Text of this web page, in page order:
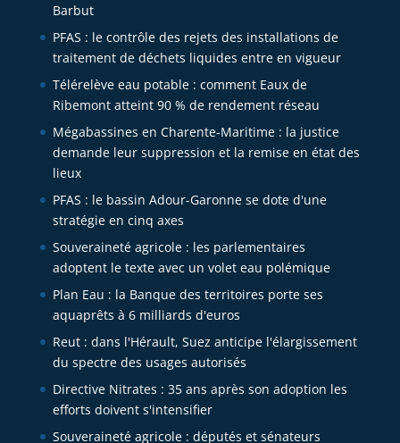
Barbut
PFAS : le contrôle des rejets des installations de
traitement de déchets liquides entre en vigueur
Télérelève eau potable : comment Eaux de
Ribemont atteint 90 % de rendement réseau
Mégabassines en Charente-Maritime : la justice
demande leur suppression et la remise en état des
lieux
PFAS : le bassin Adour-Garonne se dote d'une
stratégie en cinq axes
Souveraineté agricole : les parlementaires
adoptent le texte avec un volet eau polémique
Plan Eau : la Banque des territoires porte ses
aquaprêts à 6 milliards d'euros
Reut : dans l'Hérault, Suez anticipe l'élargissement
du spectre des usages autorisés
Directive Nitrates : 35 ans après son adoption les
efforts doivent s'intensifier
Souveraineté agricole : députés et sénateurs